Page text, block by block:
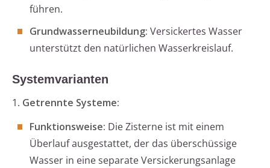
führen.
Grundwasserneubildung: Versickertes Wasser
unterstützt den natürlichen Wasserkreislauf.
Systemvarianten
1. Getrennte Systeme:
Funktionsweise: Die Zisterne ist mit einem
Überlauf ausgestattet, der das überschüssige
Wasser in eine separate Versickerungsanlage